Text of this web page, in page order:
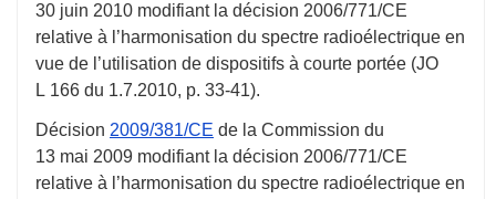
30 juin 2010 modifiant la décision 2006/771/CE
relative à l’harmonisation du spectre radioélectrique en
vue de l’utilisation de dispositifs à courte portée (JO
L 166 du 1.7.2010, p. 33-41).
Décision 2009/381/CE de la Commission du
13 mai 2009 modifiant la décision 2006/771/CE
relative à l’harmonisation du spectre radioélectrique en